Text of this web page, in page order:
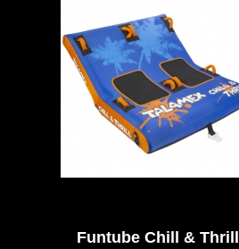
Funtube Chill & Thrill